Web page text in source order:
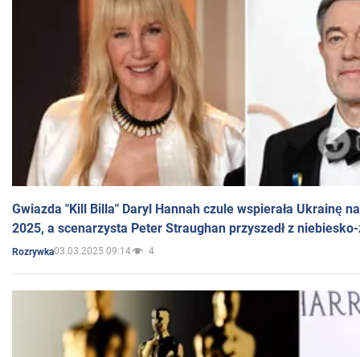
Gwiazda "Kill Billa" Daryl Hannah czule wspierała Ukrainę
2025, a scenarzysta Peter Straughan przyszedł z
Rozrywka03.03.2025 09:14 4